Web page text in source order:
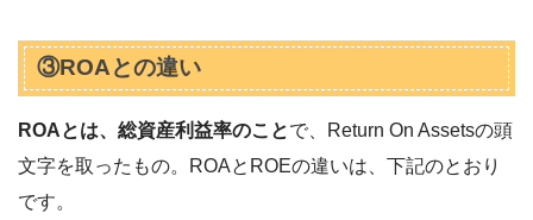
③ROAとの違い
ROAとは、総資産利益率のことで、Return On Assetsの頭
文字を取ったもの。ROAとROEの違いは、下記のとおり
です。